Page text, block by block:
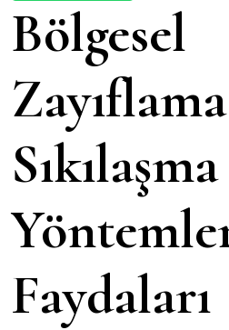
Bölgesel
Sıkılaşma
Faydaları